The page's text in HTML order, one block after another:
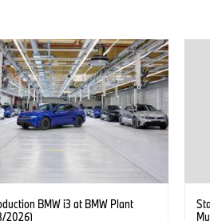
BMW i3 at BMW Plant
2026)